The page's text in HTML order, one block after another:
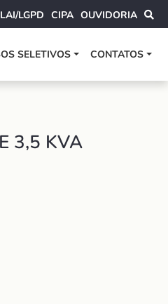
LAI/LGPD CIPA OUVIDORIA
SELETIVOS CONTATOS
3,5 KVA